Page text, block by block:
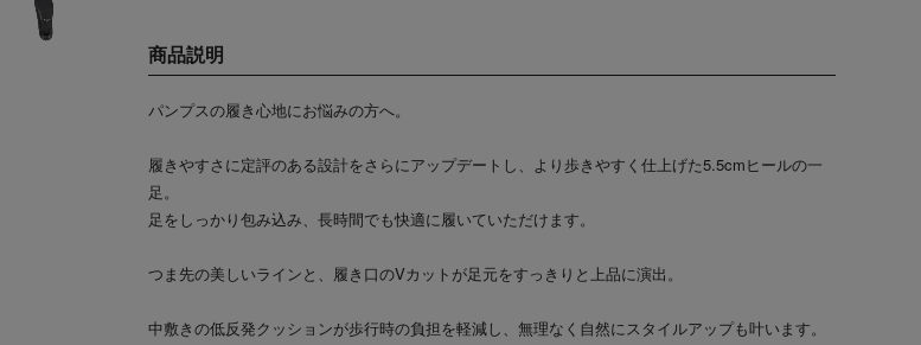
商品説明
パンプスの履き心地にお悩みの方へ。
履きやすさに定評のある設計をさらにアップデートし、より歩きやすく仕上げた5.5cmヒールの一
足。
足をしっかり包み込み、長時間でも快適に履いていただけます。
つま先の美しいラインと、履き口のVカットが足元をすっきりと上品に演出。
中敷きの低反発クッションが歩行時の負担を軽減し、無理なく自然にスタイルアップも叶います。